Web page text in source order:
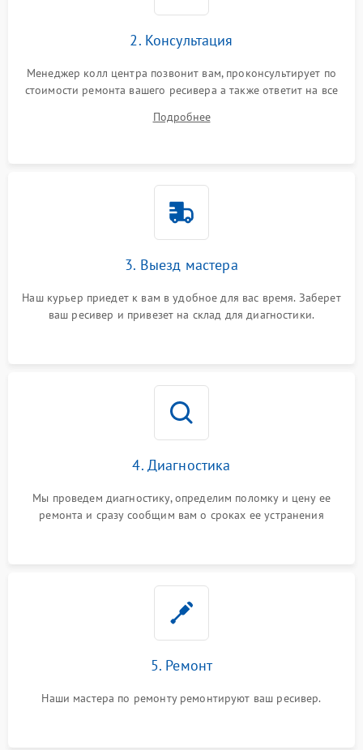
2. Консультация
Менеджер колл центра позвонит вам, проконсультирует по
стоимости ремонта вашего ресивера а также ответит на все
Подробнее
3. Выезд мастера
Наш курьер приедет к вам в удобное для вас время. Заберет
ваш ресивер и привезет на склад для диагностики.
4. Диагностика
Мы проведем диагностику, определим поломку и цену ее
ремонта и сразу сообщим вам о сроках ее устранения
5. Ремонт
Наши мастера по ремонту ремонтируют ваш ресивер.